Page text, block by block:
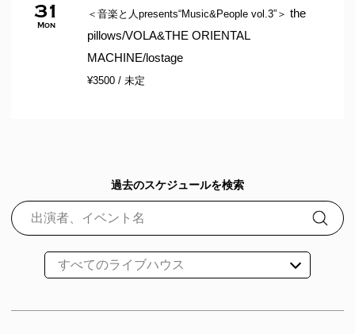
31
Mon
＜音楽と人presents“Music&People vol.3”＞ the
pillows/VOLA&THE ORIENTAL
MACHINE/lostage
¥3500 / 未定
過去のスケジュールを検索